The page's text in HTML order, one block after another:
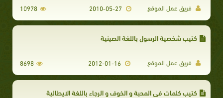
فريق عمل الموقع 10978
كتيب شخصية الرسول باللغة الصينية
فريق عمل الموقع 8698
كتيب كلمات في المحبة و الخوف و الرجاء باللغة الايطالية